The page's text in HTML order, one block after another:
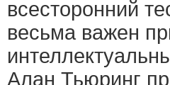
всесторонний
весьма важен
Алан Тьюринг